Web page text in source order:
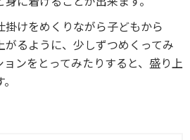
けをめくりながら子どもから
がるように、少しずつめくってみ
ンをとってみたりすると、盛り上